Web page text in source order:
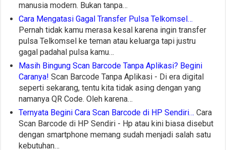
manusia modern. Bukan tanpa…
Cara Mengatasi Gagal Transfer Pulsa Telkomsel…
Pernah tidak kamu merasa kesal karena ingin transfer
pulsa Telkomsel ke teman atau keluarga tapi justru
gagal padahal pulsa kamu…
Masih Bingung Scan Barcode Tanpa Aplikasi? Begini
Caranya! Scan Barcode Tanpa Aplikasi - Di era digital
seperti sekarang, tentu kita tidak asing dengan yang
namanya QR Code. Oleh karena…
Ternyata Begini Cara Scan Barcode di HP Sendiri… Cara
Scan Barcode di HP Sendiri - Hp atau kini biasa disebut
dengan smartphone memang sudah menjadi salah satu
kebutuhan…